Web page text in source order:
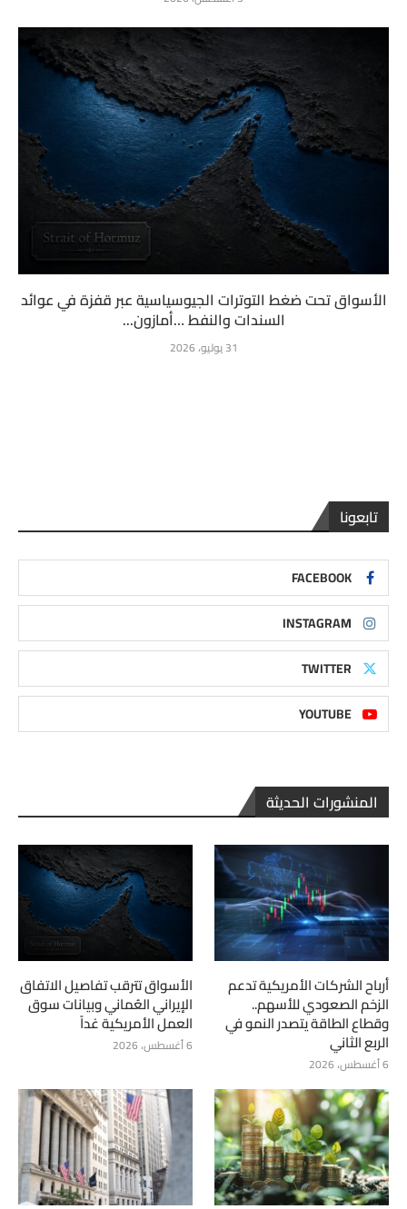
الأسواق تحت ضغط التوترات الجيوسياسية عبر قفزة في عوائد
السندات والنفط …أمازون...
31 يوليو، 2026
تابعونا
FACEBOOK
INSTAGRAM
TWITTER
YOUTUBE
المنشورات الحديثة
أرباح الشركات الأمريكية تدعم
الزخم الصعودي للأسهم..
وقطاع الطاقة يتصدر النمو في
الربع الثاني
6 أغسطس، 2026
الأسواق تترقب تفاصيل الاتفاق
الإيراني العُماني وبيانات سوق
العمل الأمريكية غداً
6 أغسطس، 2026